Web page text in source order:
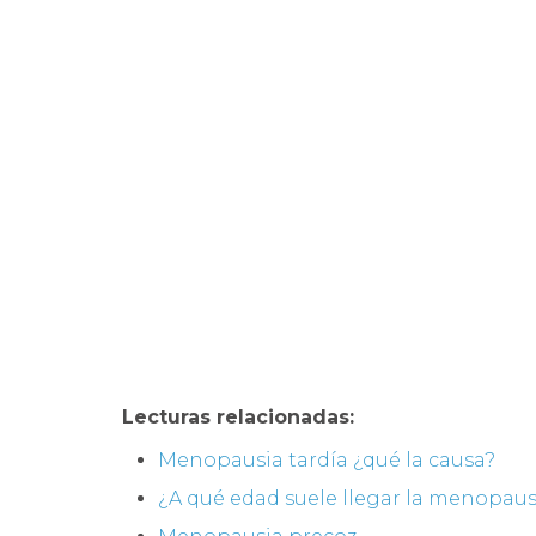
Lecturas relacionadas:
Menopausia tardía ¿qué la causa?
¿A qué edad suele llegar la